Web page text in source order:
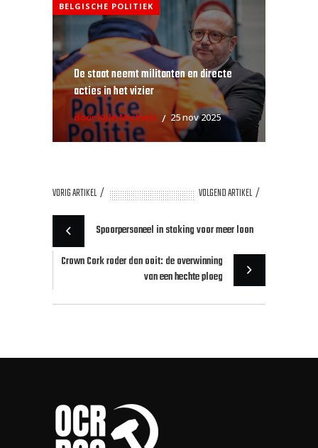
BELGISCHE POLITIEK
De staat neemt militanten en directe
acties in het vizier
door Kyle Michiels 25 nov 2025
VORIG ARTIKEL VOLGEND ARTIKEL
Spoorpersoneel in staking voor meer loon
Crown Cork roder dan ooit: de overwinning
van een hechte ploeg